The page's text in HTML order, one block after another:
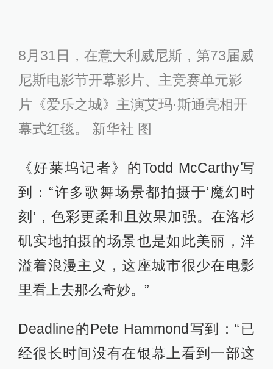
《爱乐之城》剧照
捷克卡洛维法里电影节艺术总监卡雷
尔·奥赫（Karel Och）也在接受采访时
表示：“《爱乐之城》能让你心跳加
速，面带笑容，如今的电影节上，像
这样的电影已是凤毛麟角。”